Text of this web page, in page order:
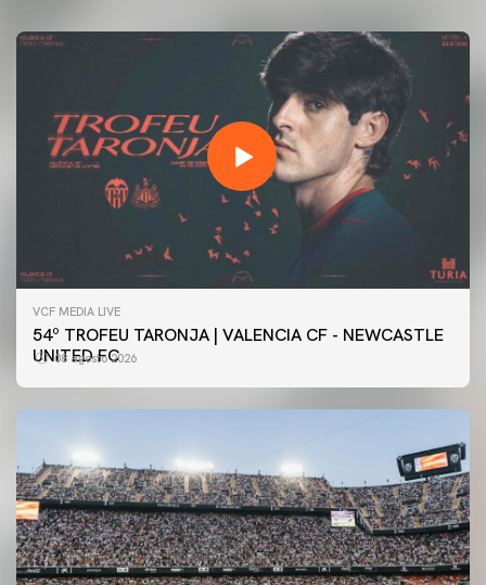
VCF MEDIA LIVE
54º TROFEU TARONJA | VALENCIA CF - NEWCASTLE
UNITED FC
08 agosto 2026